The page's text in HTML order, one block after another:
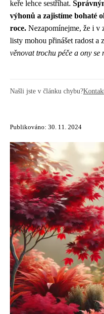
keře lehce sestříhat.
výhonů a zajistíme bohaté
roce. Nezapomínejme, že i v
listy mohou přinášet radost a
věnovat trochu péče a ony
Našli jste v článku chybu?
Publikováno: 30. 11. 2024